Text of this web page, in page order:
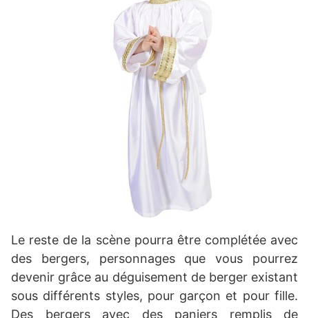
Le reste de la scène pourra être complétée avec
des bergers, personnages que vous pourrez
devenir grâce au déguisement de berger existant
sous différents styles, pour garçon et pour fille.
Des bergers avec des paniers remplis de